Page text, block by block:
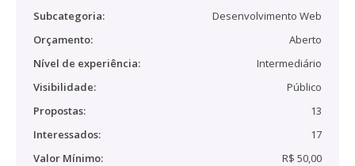
Subcategoria:
Desenvolvimento Web
Orçamento:
Aberto
Nível de experiência:
Intermediário
Visibilidade:
Público
Propostas:
13
Interessados:
17
Valor Mínimo:
R$ 50,00